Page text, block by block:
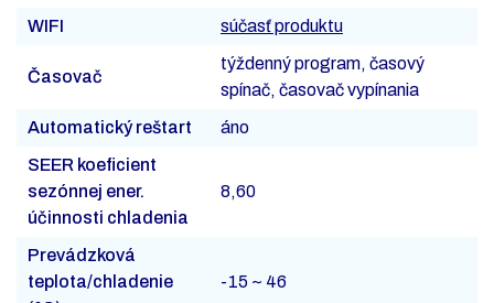
WIFI
súčasť produktu
Časovač
týždenný program, časový
spínač, časovač vypínania
Automatický reštart
áno
SEER koeficient
sezónnej ener.
účinnosti chladenia
8,60
Prevádzková
teplota/chladenie
-15 ~ 46